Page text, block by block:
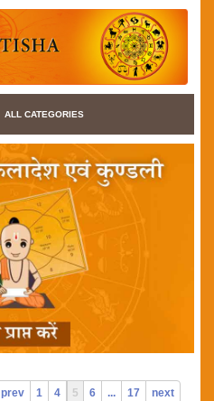
ALL CATEGORIES
prev 1 4 5 6 ... 17 next